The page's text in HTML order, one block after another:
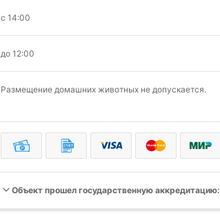
с 14:00
до 12:00
Размещение домашних животных не допускается.
Объект прошел государственную аккредитацию: